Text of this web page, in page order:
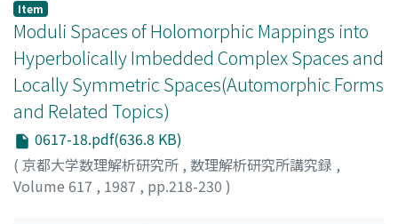
Item
Moduli Spaces of Holomorphic Mappings into
Hyperbolically Imbedded Complex Spaces and
Locally Symmetric Spaces(Automorphic Forms
and Related Topics)
0617-18.pdf(636.8 KB)
( 京都大学数理解析研究所 , 数理解析研究所講究録 ,
Volume 617 , 1987 , pp.218-230 )